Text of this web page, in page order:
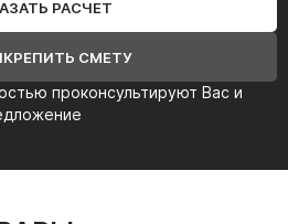
проконсультируют Вас и
РАСЧЕТ
СМЕТУ